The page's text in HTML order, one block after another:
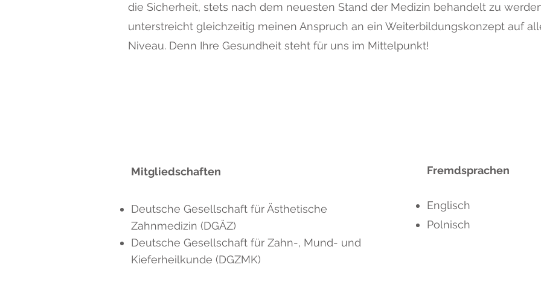
die Sicherheit, stets nach dem neuesten Stand der Medizin behandelt zu
unterstreicht gleichzeitig meinen Anspruch an ein Weiterbildungskonzept auf
Niveau. Denn Ihre Gesundheit steht für uns im Mittelpunkt!
Mitgliedschaften
Deutsche Gesellschaft für Ästhetische
Zahnmedizin (DGÄZ)
Deutsche Gesellschaft für Zahn-, Mund- und
Kieferheilkunde (DGZMK)
Fremdsprachen
Englisch
Polnisch